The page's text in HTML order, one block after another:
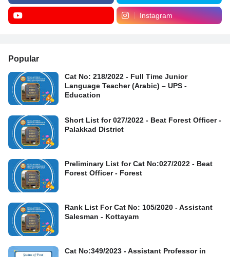
Instagram
Popular
Cat No: 218/2022 - Full Time Junior
Language Teacher (Arabic) – UPS -
Education
Short List for 027/2022 - Beat Forest Officer -
Palakkad District
Preliminary List for Cat No:027/2022 - Beat
Forest Officer - Forest
Rank List For Cat No: 105/2020 - Assistant
Salesman - Kottayam
Cat No:349/2023 - Assistant Professor in